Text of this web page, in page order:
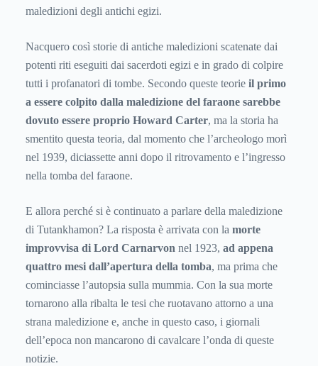
maledizioni degli antichi egizi.
Nacquero così storie di antiche maledizioni scatenate dai
potenti riti eseguiti dai sacerdoti egizi e in grado di colpire
tutti i profanatori di tombe. Secondo queste teorie il primo
a essere colpito dalla maledizione del faraone sarebbe
dovuto essere proprio Howard Carter, ma la storia ha
smentito questa teoria, dal momento che l’archeologo morì
nel 1939, diciassette anni dopo il ritrovamento e l’ingresso
nella tomba del faraone.
E allora perché si è continuato a parlare della maledizione
di Tutankhamon? La risposta è arrivata con la morte
improvvisa di Lord Carnarvon nel 1923, ad appena
quattro mesi dall’apertura della tomba, ma prima che
cominciasse l’autopsia sulla mummia. Con la sua morte
tornarono alla ribalta le tesi che ruotavano attorno a una
strana maledizione e, anche in questo caso, i giornali
dell’epoca non mancarono di cavalcare l’onda di queste
notizie.